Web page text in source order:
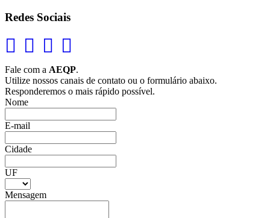
Redes Sociais
Fale com a AEQP.
Utilize nossos canais de contato ou o formulário abaixo.
Responderemos o mais rápido possível.
Nome
E-mail
Cidade
UF
Mensagem